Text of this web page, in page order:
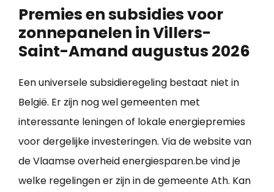
Premies en subsidies voor
zonnepanelen in Villers-
Saint-Amand augustus 2026
Een universele subsidieregeling bestaat niet in
België. Er zijn nog wel gemeenten met
interessante leningen of lokale energiepremies
voor dergelijke investeringen. Via de website van
de Vlaamse overheid energiesparen.be vind je
welke regelingen er zijn in de gemeente Ath. Kan